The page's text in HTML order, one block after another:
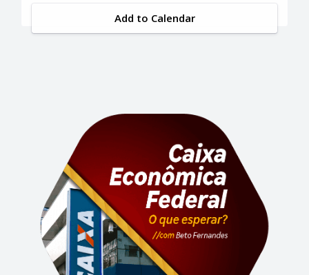
Add to Calendar